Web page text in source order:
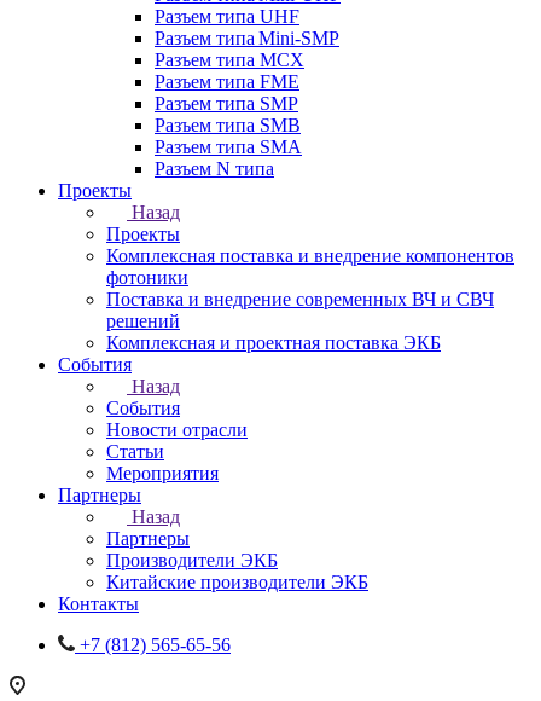
Разъем типа UHF
Разъем типа Mini-SMP
Разъем типа MCX
Разъем типа FME
Разъем типа SMP
Разъем типа SMB
Разъем типа SMA
Разъем N типа
Проекты
Назад
Проекты
Комплексная поставка и внедрение компонентов
фотоники
Поставка и внедрение современных ВЧ и СВЧ
решений
Комплексная и проектная поставка ЭКБ
События
Назад
События
Новости отрасли
Статьи
Мероприятия
Партнеры
Назад
Партнеры
Производители ЭКБ
Китайские производители ЭКБ
Контакты
+7 (812) 565-65-56